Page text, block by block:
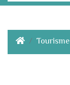
Tourisme